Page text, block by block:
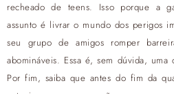
recheado de teens. Isso porque a
assunto é livrar o mundo dos perigos
seu grupo de amigos romper
abomináveis. Essa é, sem dúvida,
Por fim, saiba que antes do fim da